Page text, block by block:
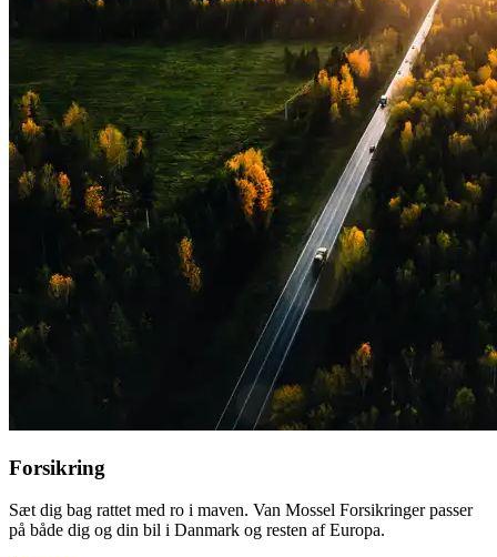
Forsikring
Sæt dig bag rattet med ro i maven. Van Mossel Forsikringer passer
på både dig og din bil i Danmark og resten af Europa.